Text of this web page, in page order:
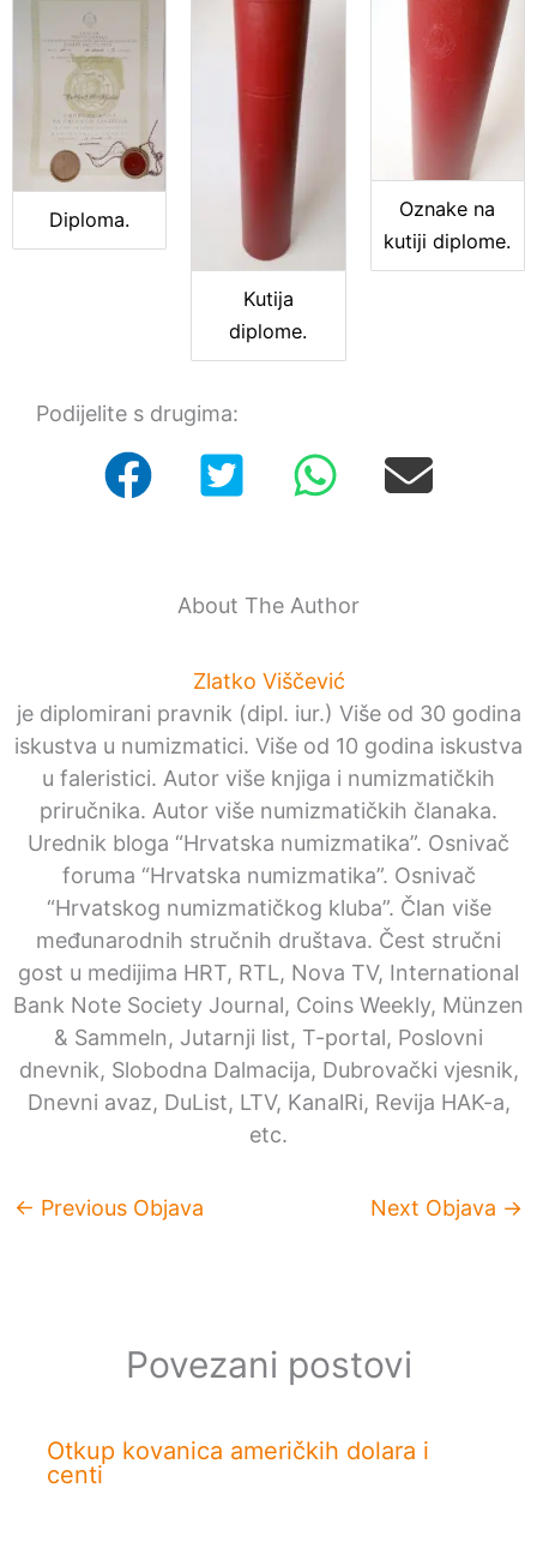
Diploma.
Kutija
diplome.
Oznake na
kutiji diplome.
Podijelite s drugima:
About The Author
Zlatko Viščević
je diplomirani pravnik (dipl. iur.) Više od 30 godina
iskustva u numizmatici. Više od 10 godina iskustva
u faleristici. Autor više knjiga i numizmatičkih
priručnika. Autor više numizmatičkih članaka.
Urednik bloga “Hrvatska numizmatika”. Osnivač
foruma “Hrvatska numizmatika”. Osnivač
“Hrvatskog numizmatičkog kluba”. Član više
međunarodnih stručnih društava. Čest stručni
gost u medijima HRT, RTL, Nova TV, International
Bank Note Society Journal, Coins Weekly, Münzen
& Sammeln, Jutarnji list, T-portal, Poslovni
dnevnik, Slobodna Dalmacija, Dubrovački vjesnik,
Dnevni avaz, DuList, LTV, KanalRi, Revija HAK-a,
etc.
← Previous Objava Next Objava →
Povezani postovi
Otkup kovanica američkih dolara i
centi